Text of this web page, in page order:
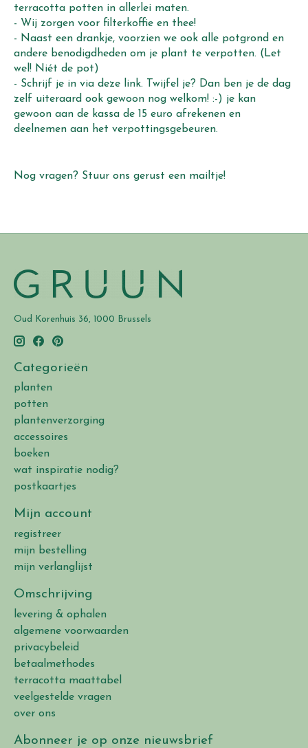
terracotta potten in allerlei maten.
- Wij zorgen voor filterkoffie en thee!
- Naast een drankje, voorzien we ook alle potgrond en
andere benodigdheden om je plant te verpotten. (Let
wel! Niét de pot)
- Schrijf je in via deze link. Twijfel je? Dan ben je de dag
zelf uiteraard ook gewoon nog welkom! :-) je kan
gewoon aan de kassa de 15 euro afrekenen en
deelnemen aan het verpottingsgebeuren.
Nog vragen? Stuur ons gerust een mailtje!
Oud Korenhuis 36, 1000 Brussels
Categorieën
planten
potten
plantenverzorging
accessoires
boeken
wat inspiratie nodig?
postkaartjes
Mijn account
registreer
mijn bestelling
mijn verlanglijst
Omschrijving
levering & ophalen
algemene voorwaarden
privacybeleid
betaalmethodes
terracotta maattabel
veelgestelde vragen
over ons
Abonneer je op onze nieuwsbrief